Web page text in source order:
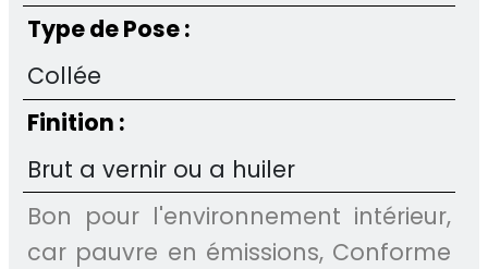
Type de Pose :
Collée
Finition :
Brut a vernir ou a huiler
Bon pour l'environnement intérieur,
car pauvre en émissions, Conforme